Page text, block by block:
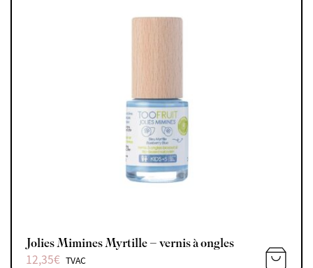
Jolies Mimines Myrtille – vernis à ongles
12,35€ TVAC